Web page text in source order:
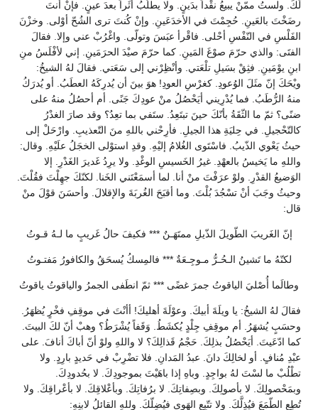
لَكَ. ولستُ ممّنْ يبيعُ نقْداً بدَينٍ. ولا يطلُبُ أثَراً بعدَ عينٍ. فإنْ أنتَ
رضَخْتَ بالعَينِ. حُجِمْتَ في الأخدَعَينِ. وإنْ كُنتَ ترى الشُحّ أوْلى. وخزْنَ
الفَلْسِ في النّفْسِ أحْلى. فاقْرأ عبَسَ وتولّى. واغْرُبْ عني وإلا. فقالَ
الفتَى: والذي حرّمَ صوْغَ المَينِ. كما حرّمَ صيْدَ الحرَمَينِ. إني لأفْلَسُ منِ
ابنِ يوْمَينِ. فثِقْ بسَيلِ تلْعَتي. وأنْظِرْني إلى سَعَتي. فقالَ لهُ الشيخُ:
ويْحَكَ إنّ مثَلَ الوُعودِ. كغرْسِ العودِ! هوَ بينَ أن يُدرِكَهُ العطَبُ. أو يُدرَكُ
منهُ الرُّطَبُ. فما يُدْرِيني أيَحْصُلُ منْ عودِكَ جَنًى. أم أحصُلُ منهُ على
ضنًى؟ ثمّ ما الثّقَةُ بأنّكَ حينَ تبتَعِدُ. ستَفي بما تعِدُ؟ وقد صارَ الغدْرُ
كالتّحْجيلِ. في حِليَةِ هذا الجيلِ. فأرِحْني باللهِ منَ التّعذيبِ. وارْحَلْ إلى
حيثُ يَعْوي الذّيبُ. فاسْتَوى الغُلامُ إليْهِ. وقدِ استوْلى الخجَلُ علَيْهِ. وقال:
واللهِ ما يَخيسُ بالعهْدِ. غيرُ الخَسيسِ الوغْدِ. ولا يرِدُ غَديرَ الغَدْرِ. إلا
الوَضيعُ القدْرِ. ولوْ عرَفْتَ منْ أنا. لما أسمَعْتَني الخَنا. لكنّكَ جهِلْتَ فقُلْتَ.
وحيثُ وجَبَ أنْ تسْجُدَ بُلْتَ. وما أقبَحَ الغُربَةَ والإقلالَ. وأحسَنَ قوْلَ منْ
قال:
إنّ الغَريبَ الطّويلَ الذّيلِ ممتَهَـنٌ *** فكيفَ حالُ غَريبٍ ما لـهُ قـوتُ
لكنّهُ ما تَشينُ الـحُـرُّ مـوجِـعَةٌ *** فالمِسكُ يُسحَقُ والكافورُ مَفتـوتُ
وطالَما أُصْليَ الياقوتُ جمرَ غضًى *** ثمّ انطَفى الجمرُ والياقوتُ ياقوتُ
فقالَ لهُ الشيخُ: يا ويلَةَ أبيكَ. وعوْلَةَ أهليكَ! أأنْتَ في موقِفِ فخْرٍ يُظهَرُ.
وحسَبٍ يُشهَرُ. أم موقِفِ جِلْدٍ يُكشَطُ. وَقَفاً يُشْرَطُ؟ وهبْ أنّ لكَ البيتَ.
كما ادّعَيتَ. أيَحْصُلُ بذلِكَ. حَجْمُ قَذالِكَ؟ لا واللهِ ولوْ أنّ أباكَ أنافَ. على
عبْدِ مُنافٍ. أو لخالِكَ دانَ. عبدُ المَدانِ. فلا تضْرِبْ في حَديدٍ بارِدٍ. ولا
تطْلُبْ ما لسْتَ لهُ بواجِدٍ. وباهِ إذا باهَيْتَ بموجودِكَ. لا بحُدودِكَ.
وبمَحْصولِكَ. لا بأصولِكَ. وبصِفاتِكَ. لا برُفاتِكَ. وبأعْلاقِكَ. لا بأعْراقِكَ. ولا
تُطِعِ الطّمَعَ فيُذِلَّكَ. ولا تتّبِعِ الهَوى فيُضِلّكَ. وللهِ القائلُ لابنِهِ: